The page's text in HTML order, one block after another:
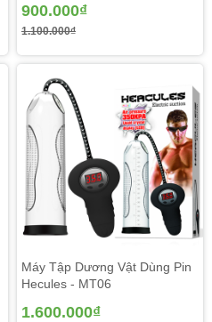
900.000₫
1.100.000₫
Máy Tập Dương Vật Dùng Pin
Hecules - MT06
1.600.000₫